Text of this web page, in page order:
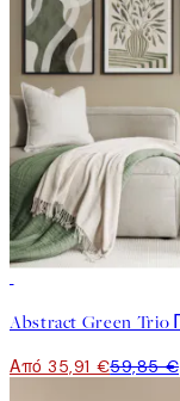
Από 35,91 €59,85 €